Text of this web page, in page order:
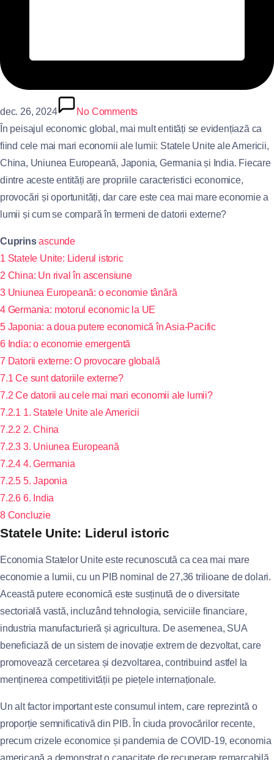
dec. 26, 2024
No Comments
În peisajul economic global, mai mult entități se evidențiază ca
fiind cele mai mari economii ale lumii: Statele Unite ale Americii,
China, Uniunea Europeană, Japonia, Germania și India. Fiecare
dintre aceste entități are propriile caracteristici economice,
provocări și oportunități, dar care este cea mai mare economie a
lumii și cum se compară în termeni de datorii externe?
Cuprins ascunde
1 Statele Unite: Liderul istoric
2 China: Un rival în ascensiune
3 Uniunea Europeană: o economie tânără
4 Germania: motorul economic la UE
5 Japonia: a doua putere economică în Asia-Pacific
6 India: o economie emergentă
7 Datorii externe: O provocare globală
7.1 Ce sunt datoriile externe?
7.2 Ce datorii au cele mai mari economii ale lumii?
7.2.1 1. Statele Unite ale Americii
7.2.2 2. China
7.2.3 3. Uniunea Europeană
7.2.4 4. Germania
7.2.5 5. Japonia
7.2.6 6. India
8 Concluzie
Statele Unite: Liderul istoric
Economia Statelor Unite este recunoscută ca cea mai mare
economie a lumii, cu un PIB nominal de 27,36 trilioane de dolari.
Această putere economică este susținută de o diversitate
sectorială vastă, incluzând tehnologia, serviciile financiare,
industria manufacturieră și agricultura. De asemenea, SUA
beneficiază de un sistem de inovație extrem de dezvoltat, care
promovează cercetarea și dezvoltarea, contribuind astfel la
menținerea competitivității pe piețele internaționale.
Un alt factor important este consumul intern, care reprezintă o
proporție semnificativă din PIB. În ciuda provocărilor recente,
precum crizele economice și pandemia de COVID-19, economia
americană a demonstrat o capacitate de recuperare remarcabilă.